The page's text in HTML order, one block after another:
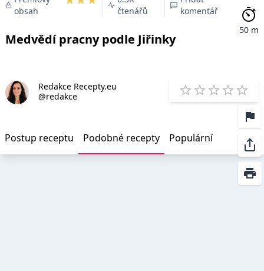
obsah
čtenářů
komentář
Medvědí pracny podle Jiřinky
50 m
Redakce Recepty.eu
@redakce
1 Star
2 Stars
3 Stars
4 5
Postup receptu Podobné recepty Populární